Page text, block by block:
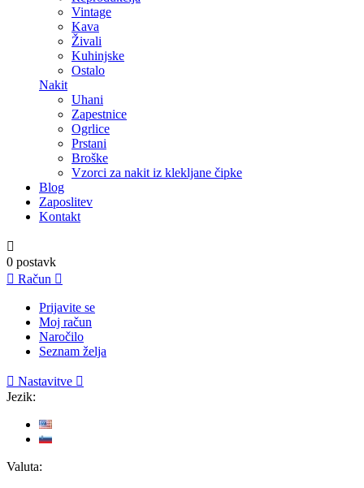
Vintage
Kava
Živali
Kuhinjske
Ostalo
Nakit
Uhani
Zapestnice
Ogrlice
Prstani
Broške
Vzorci za nakit iz klekljane čipke
Blog
Zaposlitev
Kontakt

0 postavk
 Račun 
Prijavite se
Moj račun
Naročilo
Seznam želja
 Nastavitve 
Jezik:
Valuta: